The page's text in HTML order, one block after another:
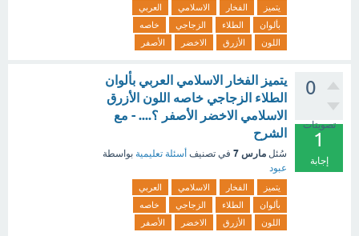
يتميز الفخار الاسلامي
العربي
بألوان
الطلاء الزجاجي
خاصه
اللون
الأزرق الاخضر الأصفر
0
تصويتات
1
إجابة
يتميز الفخار الاسلامي العربي بألوان
الطلاء الزجاجي خاصه اللون الأزرق
الاسلامي الاخضر الأصفر ؟.... - مع
الشرح
سُئل مارس 7 في تصنيف أسئلة تعليمية بواسطة
عبود
يتميز الفخار الاسلامي
العربي
بألوان
الطلاء الزجاجي
خاصه
اللون
الأزرق الاخضر الأصفر